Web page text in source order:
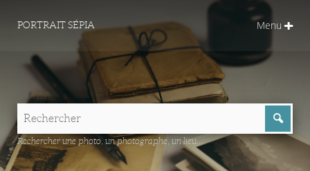
PORTRAIT SÉPIA Menu
Rechercher une photo, un photographe, un lieu...